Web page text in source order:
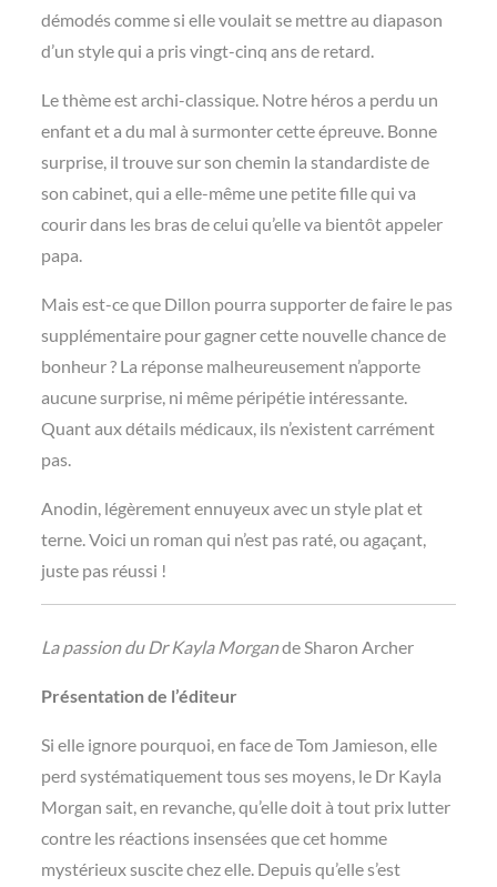
démodés comme si elle voulait se mettre au diapason
d’un style qui a pris vingt-cinq ans de retard.
Le thème est archi-classique. Notre héros a perdu un
enfant et a du mal à surmonter cette épreuve. Bonne
surprise, il trouve sur son chemin la standardiste de
son cabinet, qui a elle-même une petite fille qui va
courir dans les bras de celui qu’elle va bientôt appeler
papa.
Mais est-ce que Dillon pourra supporter de faire le pas
supplémentaire pour gagner cette nouvelle chance de
bonheur ? La réponse malheureusement n’apporte
aucune surprise, ni même péripétie intéressante.
Quant aux détails médicaux, ils n’existent carrément
pas.
Anodin, légèrement ennuyeux avec un style plat et
terne. Voici un roman qui n’est pas raté, ou agaçant,
juste pas réussi !
La passion du Dr Kayla Morgande Sharon Archer
Présentation de l’éditeur
Si elle ignore pourquoi, en face de Tom Jamieson, elle
perd systématiquement tous ses moyens, le Dr Kayla
Morgan sait, en revanche, qu’elle doit à tout prix lutter
contre les réactions insensées que cet homme
mystérieux suscite chez elle. Depuis qu’elle s’est